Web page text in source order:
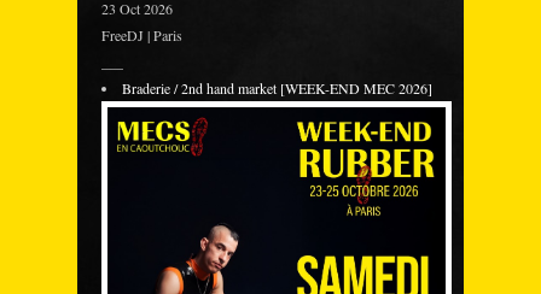
23 Oct 2026
FreeDJ | Paris
Braderie / 2nd hand market [WEEK-END MEC 2026]